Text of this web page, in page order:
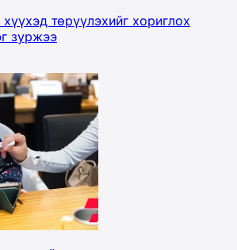
төрүүлэхийг хориглох
зуржээ